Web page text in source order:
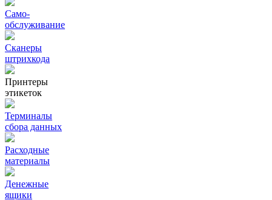
Само-
обслуживание
Сканеры
штрихкода
Принтеры
этикеток
Терминалы
сбора данных
Расходные
материалы
Денежные
ящики